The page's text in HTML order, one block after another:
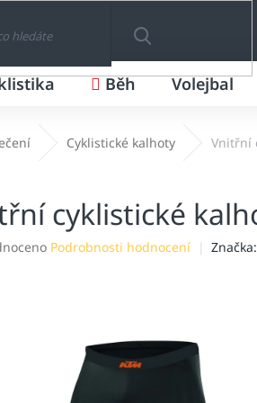
HLEDAT
Běh Volejbal
Cyklistické kalhoty Vnitřní
cyklistické
Podrobnosti hodnocení Značka: